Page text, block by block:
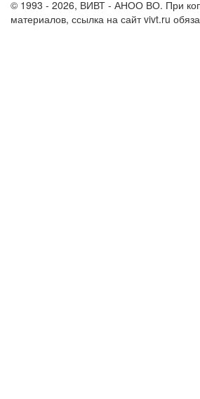
© 1993 - 2026, ВИВТ - АНОО ВО. При
материалов, ссылка на сайт vivt.ru